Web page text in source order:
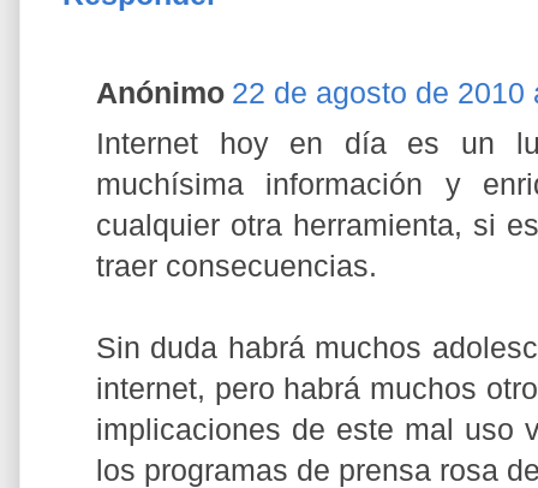
Anónimo 22 de agosto de 2010
Internet hoy en día es un
muchísima información y
cualquier otra herramienta, si
traer consecuencias.
Sin duda habrá muchos
internet, pero habrá muchos
implicaciones de este mal uso
los programas de prensa rosa